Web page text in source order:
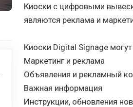
Киоски с цифровыми
являются реклама и
Киоски Digital Signage
Маркетинг и реклама
Объявления и рекламный
Важная информация
Инструкции, обновления